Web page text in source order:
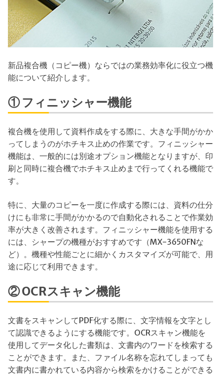
新品複合機（コピー機）ならではの業務効率化に役立つ機
能について紹介します。
① フィニッシャー機能
複合機を使用して資料作成をする際に、大きな手間がかか
ってしまうのがホチキス止めの作業です。フィニッシャー
機能は、一般的には別途オプション機能となりますが、印
刷と同時に複合機でホチキス止めまで行ってくれる機能で
す。
特に、大量のコピーを一度に作成する際には、資料の仕分
けにも非常に手間がかかるので自動化されることで作業効
率が大きく改善されます。フィニッシャー機能を使用する
には、シャープの機種がおすすめです（MX-3650FNな
ど）。機種や性能ごとに細かくカスタマイズが可能で、用
途に応じて利用できます。
② OCRスキャン機能
文書をスキャンしてPDF化する際に、文字情報を文字とし
て認識できるようにする機能です。OCRスキャン機能を
使用してデータ化した書類は、文書内のワードを検索する
ことができます。また、ファイル名称を忘れてしまっても
文書内に書かれている内容から検索をかけることができる